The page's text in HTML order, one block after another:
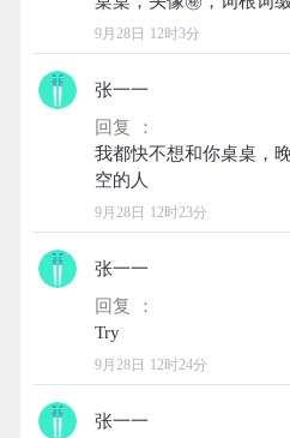
9月28日 12时3分
张一一
回复 ：
我都快不想和你桌桌，
9月28日 12时23分
张一一
回复 ：
9月28日 12时24分
张一一